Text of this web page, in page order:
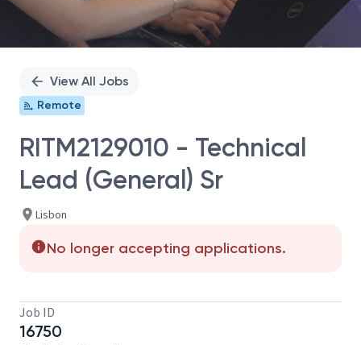
View All Jobs
Remote
RITM2129010 - Technical
Lead (General) Sr
Lisbon
No longer accepting applications.
Job ID
16750